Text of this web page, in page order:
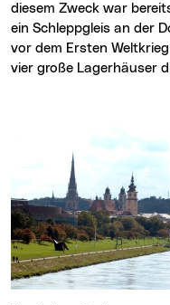
diesem Zweck war
ein Schleppgleis an der
vor dem Ersten
vier große Lagerhäuser